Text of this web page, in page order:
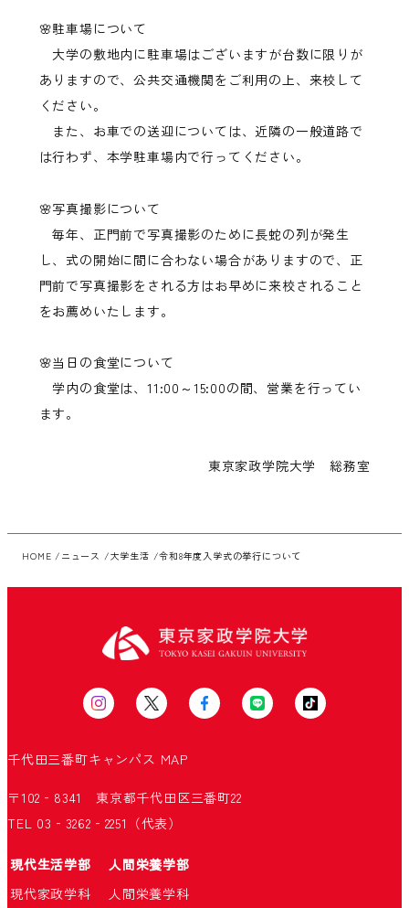
🌸駐車場について
大学の敷地内に駐車場はございますが台数に限りが
ありますので、公共交通機関をご利用の上、来校して
ください。
また、お車での送迎については、近隣の一般道路で
は行わず、本学駐車場内で行ってください。
🌸写真撮影について
毎年、正門前で写真撮影のために長蛇の列が発生
し、式の開始に間に合わない場合がありますので、正
門前で写真撮影をされる方はお早めに来校されること
をお薦めいたします。
🌸当日の食堂について
学内の食堂は、11:00～15:00の間、営業を行ってい
ます。
東京家政学院大学 総務室
HOME ニュース 大学生活 令和8年度入学式の挙行について
千代田三番町キャンパス MAP
〒102‐8341 東京都千代田区三番町22
TEL 03‐3262‐2251（代表）
現代生活学部
人間栄養学部
現代家政学科
人間栄養学科